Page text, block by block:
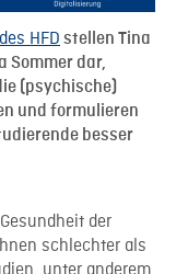
HFDstellen Tina
Sommer dar,
(psychische)
und formulieren
besser
der
schlechter als